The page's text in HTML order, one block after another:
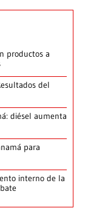
productos a
del
diésel aumenta
para
interno de la